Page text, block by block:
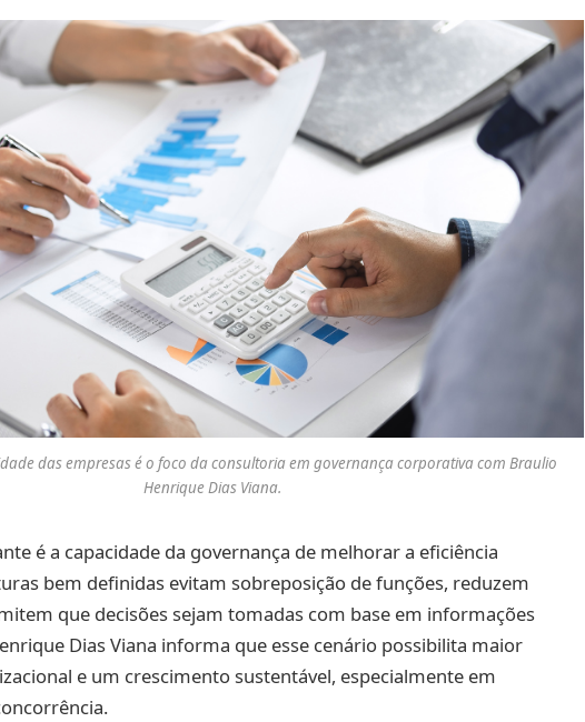
das empresas é o foco da consultoria em governança corporativa com Braulio
Henrique Dias Viana.
é a capacidade da governança de melhorar a eficiência
bem definidas evitam sobreposição de funções, reduzem
que decisões sejam tomadas com base em informações
Dias Viana informa que esse cenário possibilita maior
e um crescimento sustentável, especialmente em